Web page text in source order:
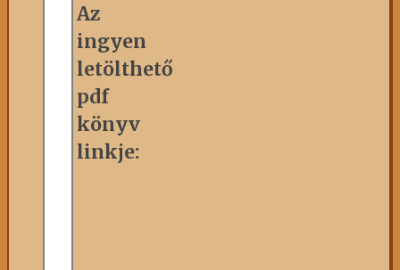
Az
ingyen
letölthető
pdf
könyv
linkje: